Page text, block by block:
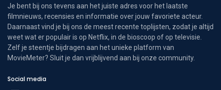
Je bent bij ons tevens aan het juiste adres voor het laatste
filmnieuws, recensies en informatie over jouw favoriete acteur.
Daarnaast vind je bij ons de meest recente toplijsten, zodat je altijd
weet wat er populair is op Netflix, in de bioscoop of op televisie.
Zelf je steentje bijdragen aan het unieke platform van
MovieMeter? Sluit je dan vrijblijvend aan bij onze community.
Social media